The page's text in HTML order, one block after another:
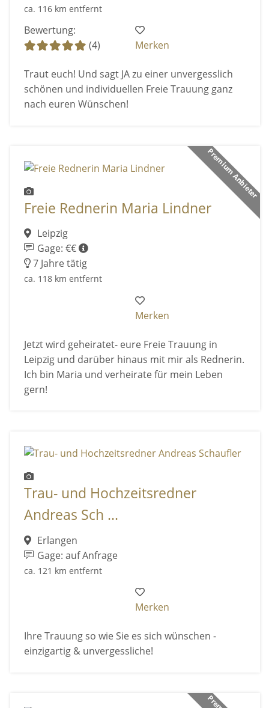
ca. 116 km entfernt
Bewertung:
(4)
Merken
Traut euch! Und sagt JA zu einer unvergesslich
schönen und individuellen Freie Trauung ganz
nach euren Wünschen!
Premium Anbieter
Freie Rednerin Maria Lindner
Leipzig
Gage: €€
7 Jahre tätig
ca. 118 km entfernt
Merken
Jetzt wird geheiratet- eure Freie Trauung in
Leipzig und darüber hinaus mit mir als Rednerin.
Ich bin Maria und verheirate für mein Leben
gern!
Trau- und Hochzeitsredner
Andreas Sch ...
Erlangen
Gage: auf Anfrage
ca. 121 km entfernt
Merken
Ihre Trauung so wie Sie es sich wünschen -
einzigartig & unvergessliche!